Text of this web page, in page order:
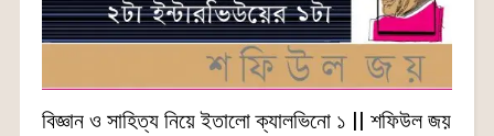
বিজ্ঞান ও সাহিত্য নিয়ে ইতালো ক্যালভিনো ১ || শফিউল জয়